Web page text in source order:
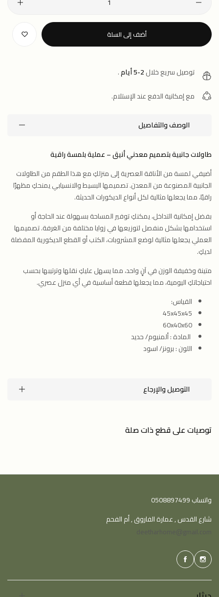
أضف إلى السلة
توصيل سريع خلال2-5 أيام
.
مع إمكانية الدفع عند الإستلام.
الوصف والتفاصيل
طاولات جانبية بتصميم معدني أنيق – عملية بلمسة راقية
أضيفي لمسة من الأناقة العصرية إلى منزلكِ مع هذا الطقم من الطاولات
الجانبية المصنوعة من المعدن. تصميمها البسيط والانسيابي يمنحكِ مظهرًا
راقيًا، مما يجعلها مثالية لكل أنواع الديكورات الحديثة.
بفضل إمكانية التداخل، يمكنكِ توفير المساحة بسهولة عند الحاجة أو
استخدامها بشكل منفصل لتوزيعها في زوايا مختلفة من الغرفة. تصميمها
العملي يجعلها مثالية لوضع المشروبات، الكتب أو القطع الديكورية المفضلة
لديكِ.
متينة وخفيفة الوزن في آنٍ واحد، مما يسهل عليكِ نقلها وترتيبها بحسب
احتياجاتكِ اليومية، مما يجعلها قطعة أساسية في أي منزل عصري.
القياس:
45x45x45
60x40x60
المادة : ألمنيوم/ حديد
اللون : برونز/ اسود
التوصيل والإرجاع
توصيات على قطع ذات صلة
واتساب 0508897499
شارع القدس , عمارة الفاروق , أم الفحم